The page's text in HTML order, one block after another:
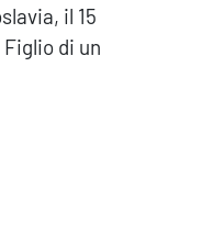
il 15
di un